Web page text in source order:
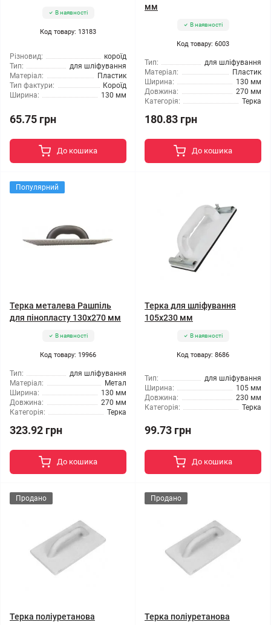
В наявності
Код товару: 13183
Різновид:
короїд
Тип:
для шліфування
Матеріал:
Пластик
Тип фактури:
Короїд
Ширина:
130 мм
65.75 грн
До кошика
мм
В наявності
Код товару: 6003
Тип:
для шліфування
Матеріал:
Пластик
Ширина:
130 мм
Довжина:
270 мм
Категорія:
Терка
180.83 грн
До кошика
Популярний
Терка металева Рашпіль
для пінопласту 130x270 мм
В наявності
Код товару: 19966
Тип:
для шліфування
Матеріал:
Метал
Ширина:
130 мм
Довжина:
270 мм
Категорія:
Терка
323.92 грн
До кошика
Терка для шліфування
105x230 мм
В наявності
Код товару: 8686
Тип:
для шліфування
Ширина:
105 мм
Довжина:
230 мм
Категорія:
Терка
99.73 грн
До кошика
Продано
Терка поліуретанова
Продано
Терка поліуретанова